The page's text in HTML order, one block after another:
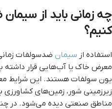
چه زمانی باید از
کنیم؟
استفاده از سیمان ضدسولفات
معرض خاک یا آب‌هایی قرار داشته
یون سولفات هستند. این شرایط
زیرزمینی شور، زمین‌های کشاورزی
مناطق صنعتی دیده می‌شود. در